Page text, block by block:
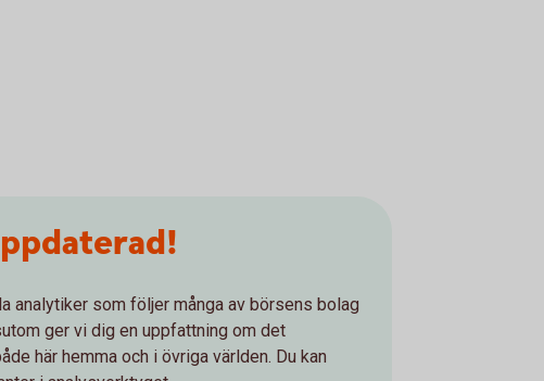
analytiker som följer många av börsens bolag
ger vi dig en uppfattning om det
här hemma och i övriga världen. Du kan